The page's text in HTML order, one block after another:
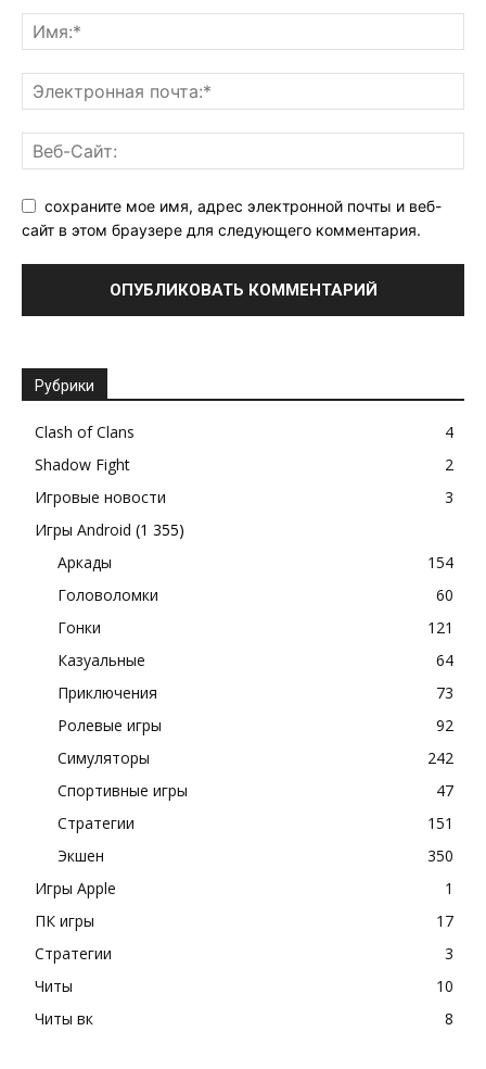
сохраните мое имя, адрес электронной почты и веб-
сайт в этом браузере для следующего комментария.
Рубрики
Clash of Clans
4
Shadow Fight
2
Игровые новости
3
Игры Android (1 355)
Аркады
154
Головоломки
60
Гонки
121
Казуальные
64
Приключения
73
Ролевые игры
92
Симуляторы
242
Спортивные игры
47
Стратегии
151
Экшен
350
Игры Apple
1
ПК игры
17
Стратегии
3
Читы
10
Читы вк
8